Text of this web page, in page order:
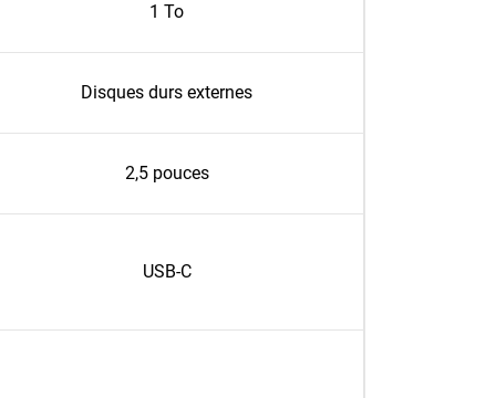
1 To
Disques durs externes
2,5 pouces
USB-C